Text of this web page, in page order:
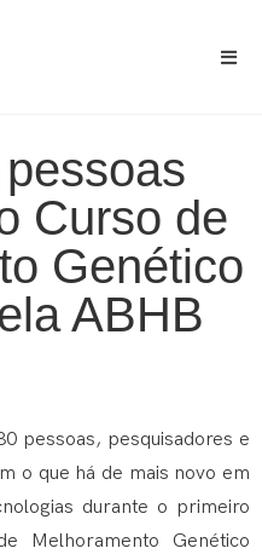
Curso de
Genético
ABHB
pessoas, pesquisadores e
o que há de mais novo em
durante o primeiro
Melhoramento Genético